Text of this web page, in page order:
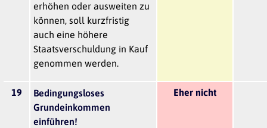
erhöhen oder ausweiten zu
können, soll kurzfristig
auch eine höhere
Staatsverschuldung in Kauf
genommen werden.
19
Bedingungsloses
Grundeinkommen
einführen!
Eher nicht